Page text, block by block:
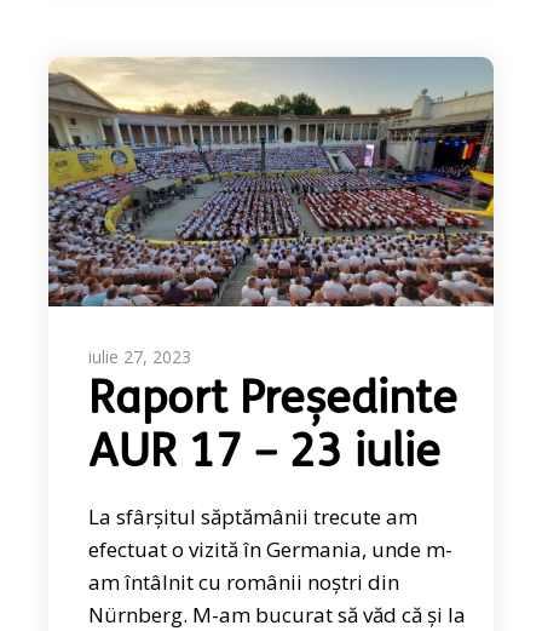
iulie 27, 2023
Raport Președinte
AUR 17 – 23 iulie
La sfârșitul săptămânii trecute am
efectuat o vizită în Germania, unde m-
am întâlnit cu românii noștri din
Nürnberg. M-am bucurat să văd că și la